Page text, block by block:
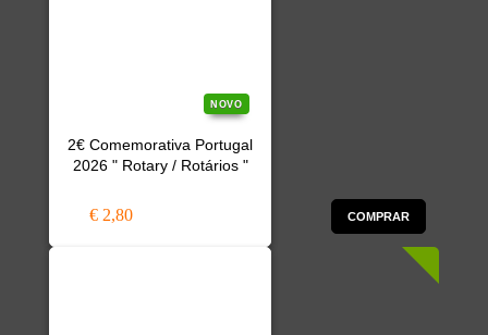
NOVO
2€ Comemorativa Portugal
2026 " Rotary / Rotários "
€ 2,80 COMPRAR